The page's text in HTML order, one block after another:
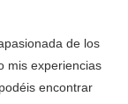
de los
mis experiencias
encontrar